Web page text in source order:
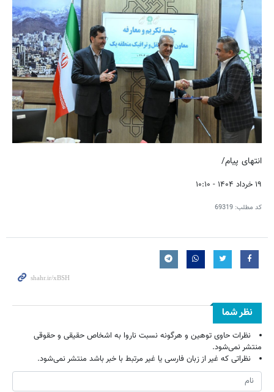
انتهای پیام/
۱۹ خرداد ۱۴۰۴ - ۱۰:۱۰
کد مطلب: 69319
نظر شما
نظرات حاوی توهین و هرگونه نسبت ناروا به اشخاص حقیقی و حقوقی
منتشر نمی‌شود.
نظراتی که غیر از زبان فارسی یا غیر مرتبط با خبر باشد منتشر نمی‌شود.